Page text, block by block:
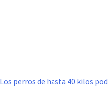
Los perros de hasta 40 kilos